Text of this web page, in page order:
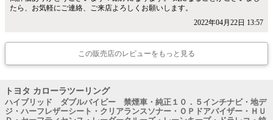
たら、お気軽にご連絡、ご来店よろしくお願いします。
2022年04月22日 13:57
この販売店のレビューをもっと見る
トヨタ カローラツーリング
ハイブリッド ダブルバイビー 禁煙車・純正１０．５インチナビ・地デ
ジ・ハーフレザーシート・クリアランスソナー・ＯＰドアバイザー・ＨＵ